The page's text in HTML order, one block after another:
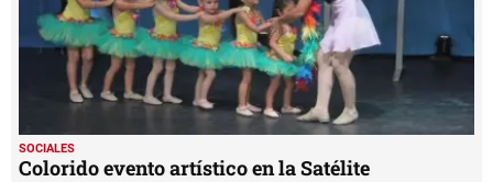
SOCIALES
Colorido evento artístico en la Satélite